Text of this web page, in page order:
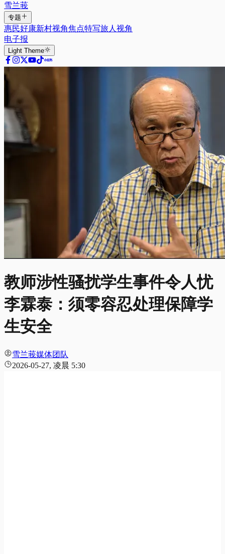
雪兰莪
专题
惠民好康新村视角焦点特写旅人视角
电子报
Light Theme
教师涉性骚扰学生事件令人忧
李霖泰：须零容忍处理保障学
生安全
雪兰莪媒体团队
2026-05-27, 凌晨 5:30